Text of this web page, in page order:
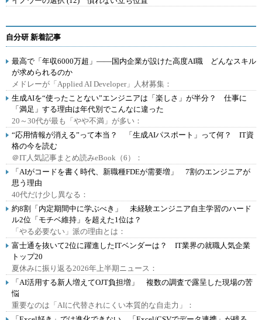
自分研 新着記事
最高で「年収6000万超」――国内企業が設けた高度AI職 どんなスキル
が求められるのか
メドレーが「Applied AI Developer」人材募集：
生成AIを“使ったことない”エンジニアは「楽しさ」が半分？ 仕事に
「満足」する理由は年代別でこんなに違った
20～30代が最も「やや不満」が多い：
“応用情報が消える”って本当？ 「生成AIパスポート」って何？ IT資
格の今を読む
＠IT人気記事まとめ読みeBook（6）：
「AIがコードを書く時代、新職種FDEが需要増」 7割のエンジニアが
思う理由
40代だけ少し異なる：
約8割「内定期間中に学ぶべき」 未経験エンジニア自主学習のハード
ル2位「モチベ維持」を超えた1位は？
「やる必要ない」派の理由とは：
富士通を抜いて2位に躍進したITベンダーは？ IT業界の就職人気企業
トップ20
夏休みに振り返る2026年上半期ニュース：
「AI活用する新人増えてOJT負担増」 複数の調査で露呈した現場の苦
悩
重要なのは「AIに代替されにくい本質的な自走力」：